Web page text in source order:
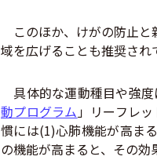
このほか、けがの防止と
域を広げることも推奨され
具体的な運動種目や強
動プログラム」リーフレ
慣には(1)心肺機能が高ま
の機能が高まると、その効